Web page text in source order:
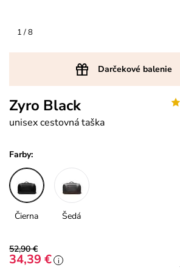
1/ 8
Darčekové balenie
Zyro Black
unisex cestovná taška
Farby:
Čierna Šedá
52,90 €
34,39 € i